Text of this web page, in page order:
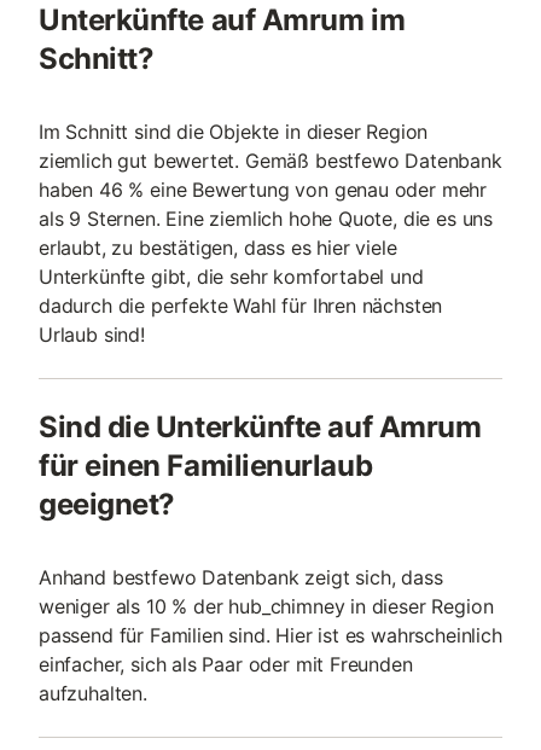
Unterkünfte auf Amrum im
Schnitt?
Im Schnitt sind die Objekte in dieser Region
ziemlich gut bewertet. Gemäß bestfewo Datenbank
haben 46 % eine Bewertung von genau oder mehr
als 9 Sternen. Eine ziemlich hohe Quote, die es uns
erlaubt, zu bestätigen, dass es hier viele
Unterkünfte gibt, die sehr komfortabel und
dadurch die perfekte Wahl für Ihren nächsten
Urlaub sind!
Sind die Unterkünfte auf Amrum
für einen Familienurlaub
geeignet?
Anhand bestfewo Datenbank zeigt sich, dass
weniger als 10 % der hub_chimney in dieser Region
passend für Familien sind. Hier ist es wahrscheinlich
einfacher, sich als Paar oder mit Freunden
aufzuhalten.